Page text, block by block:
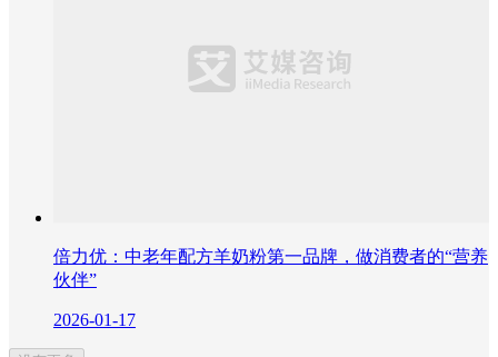
倍力优：中老年配方羊奶粉第一品牌，做消费者的“营养
伙伴”
2026-01-17